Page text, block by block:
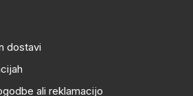
dostavi
ali reklamacijo